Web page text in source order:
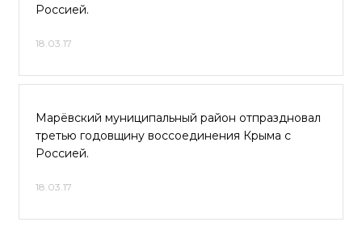
Россией.
18.03.17
Марёвский муниципальный район отпраздновал
третью годовщину воссоединения Крыма с
Россией.
18.03.17